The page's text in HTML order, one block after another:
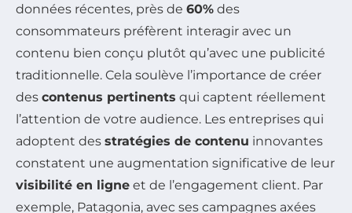
données récentes, près de 60% des
consommateurs préfèrent interagir avec un
contenu bien conçu plutôt qu’avec une publicité
traditionnelle. Cela soulève l’importance de créer
des contenus pertinents qui captent réellement
l’attention de votre audience. Les entreprises qui
adoptent des stratégies de contenu innovantes
constatent une augmentation significative de leur
visibilité en ligne et de l’engagement client. Par
exemple, Patagonia, avec ses campagnes axées